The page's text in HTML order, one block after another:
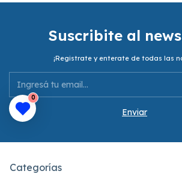
Suscribite al
¡Registrate y enterate de todas las
Categorías
0